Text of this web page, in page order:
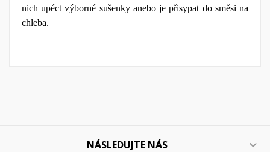
nich upéct výborné sušenky anebo je přisypat do směsi na
chleba.
NÁSLEDUJTE NÁS 